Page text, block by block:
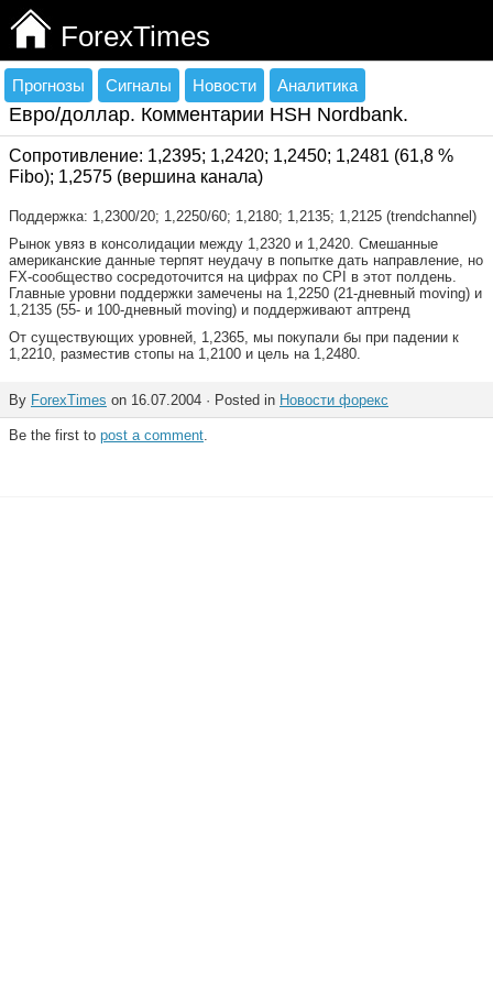
ForexTimes
Прогнозы Сигналы Новости Аналитика
Евро/доллар. Комментарии HSH Nordbank.
Сопротивление: 1,2395; 1,2420; 1,2450; 1,2481 (61,8 %
Fibo); 1,2575 (вершина канала)
Поддержка: 1,2300/20; 1,2250/60; 1,2180; 1,2135; 1,2125 (trendchannel)
Рынок увяз в консолидации между 1,2320 и 1,2420. Смешанные
американские данные терпят неудачу в попытке дать направление, но
FX-сообщество сосредоточится на цифрах по CPI в этот полдень.
Главные уровни поддержки замечены на 1,2250 (21-дневный moving) и
1,2135 (55- и 100-дневный moving) и поддерживают аптренд
От существующих уровней, 1,2365, мы покупали бы при падении к
1,2210, разместив стопы на 1,2100 и цель на 1,2480.
By ForexTimes on 16.07.2004 · Posted in Новости форекс
Be the first to post a comment.